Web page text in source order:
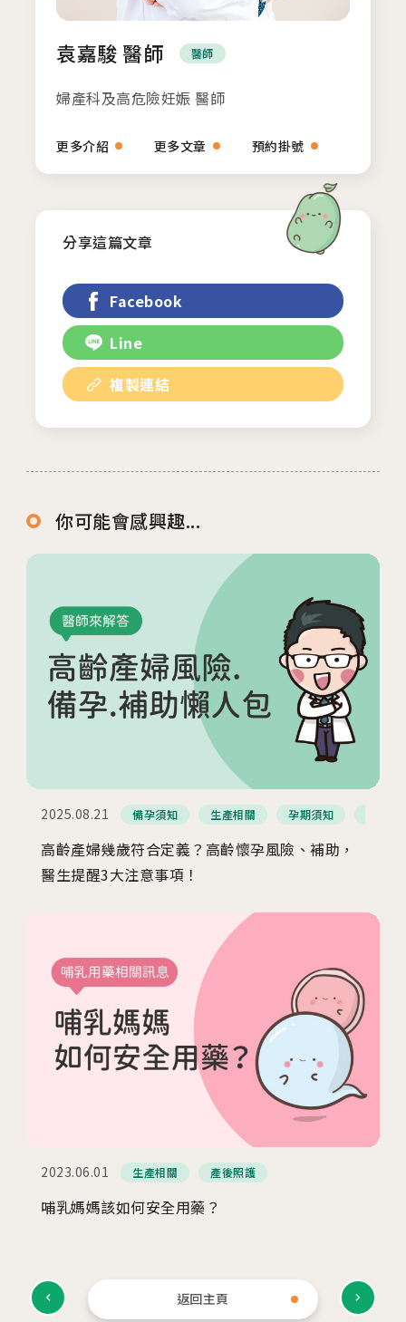
袁嘉駿 醫師 醫師
婦產科及高危險妊娠 醫師
更多介紹 更多文章 預約掛號
分享這篇文章
Facebook
Line
複製連結
你可能會感興趣...
2025.08.21 備孕須知 生產相關 孕期須知
高齡產婦幾歲符合定義？高齡懷孕風險、補助，
醫生提醒3大注意事項！
2023.06.01 生產相關 產後照護
哺乳媽媽該如何安全用藥？
返回主頁